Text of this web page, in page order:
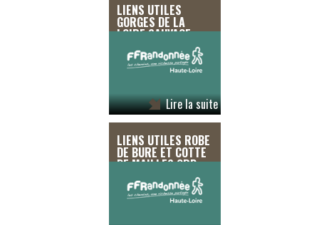
LIENS UTILES
GORGES DE LA
LOIRE SAUVAGE
CHEMIN DE TER
Lire la suite
LIENS UTILES ROBE
DE BURE ET COTTE
DE MAILLES GRP